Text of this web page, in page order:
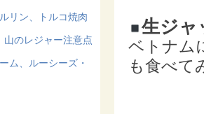
リン、トルコ焼肉
山のレジャー注意点
ム、ルーシーズ・
生ジャ
ベトナム
も食べて